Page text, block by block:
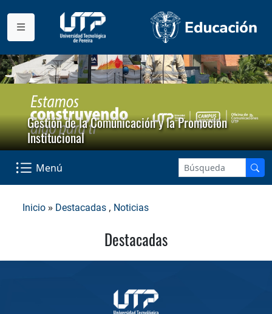
Gestión de la Comunicación y la Promoción
Institucional
Menú
Inicio » Destacadas , Noticias
Destacadas